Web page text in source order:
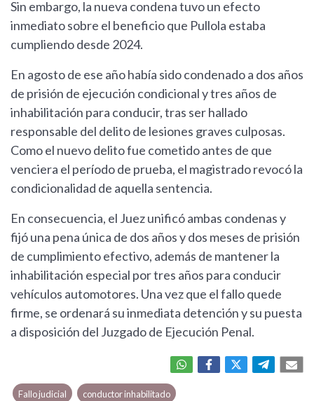
Sin embargo, la nueva condena tuvo un efecto
inmediato sobre el beneficio que Pullola estaba
cumpliendo desde 2024.
En agosto de ese año había sido condenado a dos años
de prisión de ejecución condicional y tres años de
inhabilitación para conducir, tras ser hallado
responsable del delito de lesiones graves culposas.
Como el nuevo delito fue cometido antes de que
venciera el período de prueba, el magistrado revocó la
condicionalidad de aquella sentencia.
En consecuencia, el Juez unificó ambas condenas y
fijó una pena única de dos años y dos meses de prisión
de cumplimiento efectivo, además de mantener la
inhabilitación especial por tres años para conducir
vehículos automotores. Una vez que el fallo quede
firme, se ordenará su inmediata detención y su puesta
a disposición del Juzgado de Ejecución Penal.
Fallo judicial conductor inhabilitado